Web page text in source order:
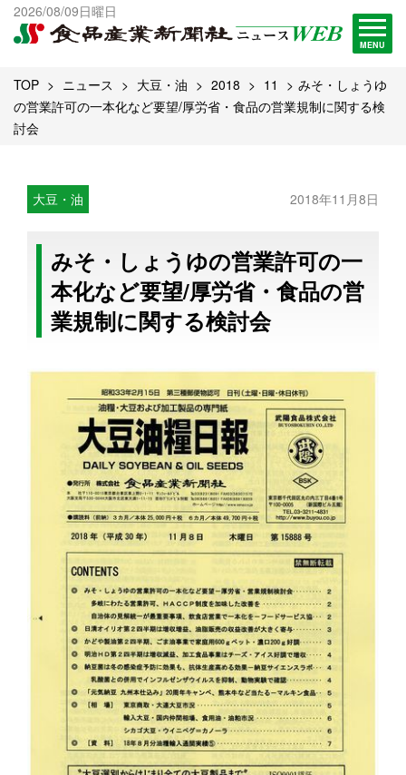
2026/08/09日曜日
MENU
出版物一覧へ
試読・購読申し込み
TOP ニュース 大豆・油 2018 11
みそ・しょうゆ
の営業許可の一本化など要望/厚労省・食品の営業規制に関する検
討会
大豆・油 2018年11月8日
みそ・しょうゆの営業許可の一
本化など要望/厚労省・食品の営
業規制に関する検討会